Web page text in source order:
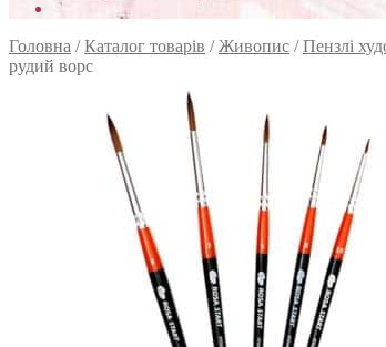
Головна /Каталог товарів /Живопис /Пензлі
рудий ворс